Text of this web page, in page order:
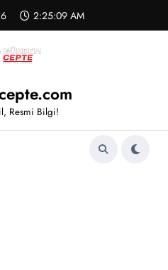
2:25:09 AM
Resmi Bilgi!